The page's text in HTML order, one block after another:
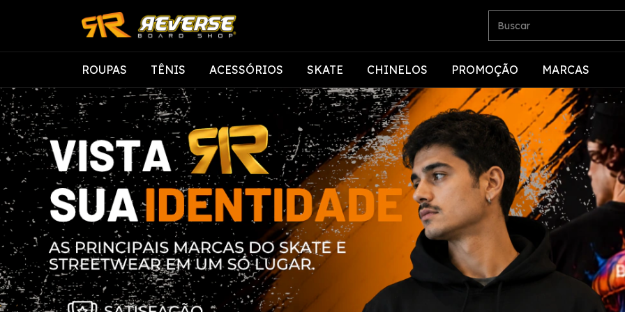
ROUPAS TÊNIS ACESSÓRIOS SKATE CHINELOS PROMOÇÃO MARCAS